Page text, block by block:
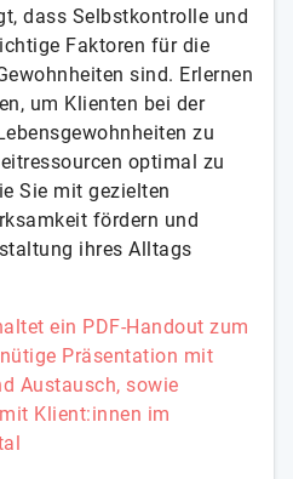
dass Selbstkontrolle und
Faktoren für die
sind. Erlernen
um Klienten bei der
zu
optimal zu
Sie mit gezielten
fördern und
ihres Alltags
ein PDF-Handout zum
Präsentation mit
Austausch, sowie
Klient:innen im